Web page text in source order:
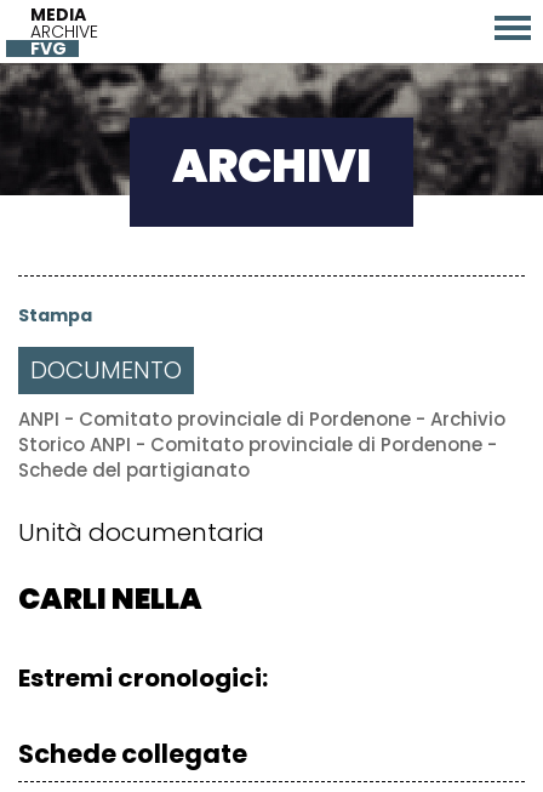
MEDIA
ARCHIVE
FVG
ARCHIVI
Stampa
DOCUMENTO
ANPI - Comitato provinciale di Pordenone - Archivio
Storico ANPI - Comitato provinciale di Pordenone -
Schede del partigianato
Unità documentaria
CARLI NELLA
Estremi cronologici:
Schede collegate